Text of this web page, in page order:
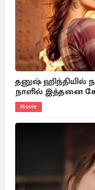
தனுஷ் ஹிந்தியில்
நாளில் இத்தனை
Movie